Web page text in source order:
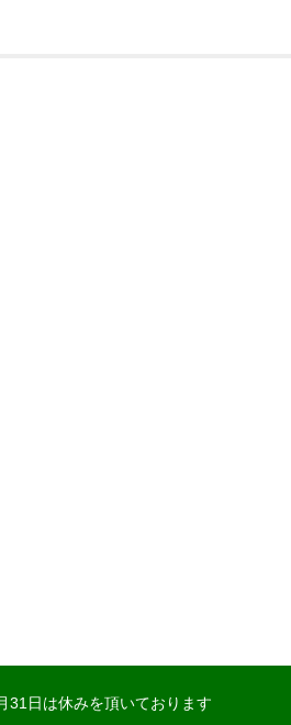
日は休みを頂いております